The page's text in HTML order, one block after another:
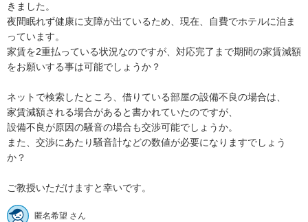
きました。
夜間眠れず健康に支障が出ているため、現在、自費でホテルに泊ま
っています。
家賃を2重払っている状況なのですが、対応完了まで期間の家賃減額
をお願いする事は可能でしょうか？
ネットで検索したところ、借りている部屋の設備不良の場合は、
家賃減額される場合があると書かれていたのですが、
設備不良が原因の騒音の場合も交渉可能でしょうか。
また、交渉にあたり騒音計などの数値が必要になりますでしょう
か？
ご教授いただけますと幸いです。
匿名希望 さん